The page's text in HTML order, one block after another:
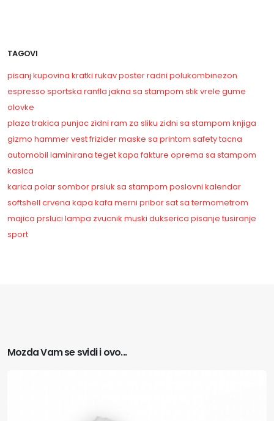
TAGOVI
pisanj kupovina kratki rukavposterradni polukombinezon
espresso sportska ranfla jakna sa stampom stik vrele gume
olovke
plaza trakica punjac zidni ram za sliku zidni sa stampom knjiga
gizmo hammer vestfrizidermaske sa printom safetytacna
automobil laminirana teget kapa fakture oprema sa stampom
kasica
karica polarsomborprsluk sa stampom poslovni kalendar
softshell crvena kapa kafa merni priborsat sa termometrom
majica prsluci lampa zvucnik muski dukserica pisanje tusiranje
sport
Mozda Vam se svidi i ovo...